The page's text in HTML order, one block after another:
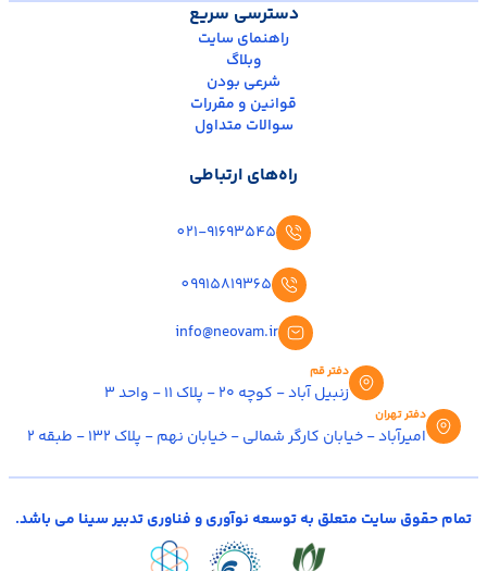
دسترسی سریع
راهنمای سایت
وبلاگ
شرعی بودن
قوانین و مقررات
سوالات متداول
راه‌های ارتباطی
021-91693545
09915819365
info@neovam.ir
دفتر قم
زنبیل آباد - کوچه ۲۰ - پلاک ۱۱ - واحد ۳
دفتر تهران
امیرآباد - خیابان کارگر شمالی - خیابان نهم - پلاک ۱۳۲ - طبقه ۲
تمام حقوق سایت متعلق به توسعه نوآوری و فناوری تدبیر سینا می باشد.